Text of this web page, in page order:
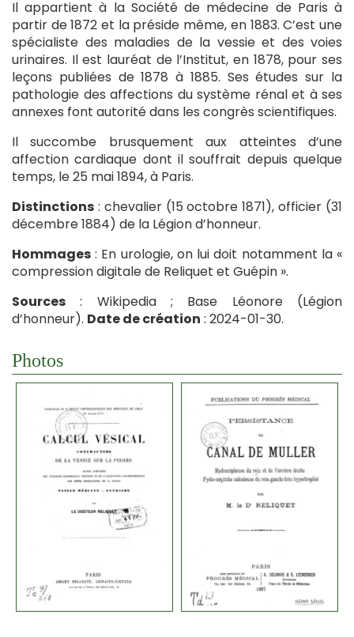
Il appartient à la Société de médecine de Paris à
partir de 1872 et la préside même, en 1883. C’est une
spécialiste des maladies de la vessie et des voies
urinaires. Il est lauréat de l’Institut, en 1878, pour ses
leçons publiées de 1878 à 1885. Ses études sur la
pathologie des affections du système rénal et à ses
annexes font autorité dans les congrès scientifiques.
Il succombe brusquement aux atteintes d’une
affection cardiaque dont il souffrait depuis quelque
temps, le 25 mai 1894, à Paris.
Distinctions : chevalier (15 octobre 1871), officier (31
décembre 1884) de la Légion d’honneur.
Hommages : En urologie, on lui doit notamment la «
compression digitale de Reliquet et Guépin ».
Sources : Wikipedia ; Base Léonore (Légion
d’honneur). Date de création : 2024-01-30.
Photos